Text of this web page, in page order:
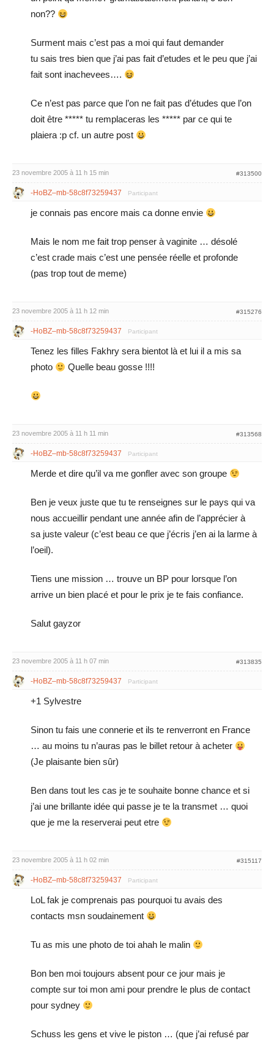
non??
Surment mais c’est pas a moi qui faut demander
tu sais tres bien que j’ai pas fait d’etudes et le peu que j’ai
fait sont inachevees….
Ce n’est pas parce que l’on ne fait pas d’études que l’on
doit être ***** tu remplaceras les ***** par ce qui te
plaiera :p cf. un autre post
23 novembre 2005 à 11 h 15 min #313500
-HoBZ–mb-58c8f73259437 Participant
je connais pas encore mais ca donne envie
Mais le nom me fait trop penser à vaginite … désolé
c’est crade mais c’est une pensée réelle et profonde
(pas trop tout de meme)
23 novembre 2005 à 11 h 12 min #315276
-HoBZ–mb-58c8f73259437 Participant
Tenez les filles Fakhry sera bientot là et lui il a mis sa
photo
Quelle beau gosse !!!!
23 novembre 2005 à 11 h 11 min #313568
-HoBZ–mb-58c8f73259437 Participant
Merde et dire qu’il va me gonfler avec son groupe
Ben je veux juste que tu te renseignes sur le pays qui va
nous accueillir pendant une année afin de l’apprécier à
sa juste valeur (c’est beau ce que j’écris j’en ai la larme à
l’oeil).
Tiens une mission … trouve un BP pour lorsque l’on
arrive un bien placé et pour le prix je te fais confiance.
Salut gayzor
23 novembre 2005 à 11 h 07 min #313835
-HoBZ–mb-58c8f73259437 Participant
+1 Sylvestre
Sinon tu fais une connerie et ils te renverront en France
… au moins tu n’auras pas le billet retour à acheter
(Je plaisante bien sûr)
Ben dans tout les cas je te souhaite bonne chance et si
j’ai une brillante idée qui passe je te la transmet … quoi
que je me la reserverai peut etre
23 novembre 2005 à 11 h 02 min #315117
-HoBZ–mb-58c8f73259437 Participant
LoL fak je comprenais pas pourquoi tu avais des
contacts msn soudainement
Tu as mis une photo de toi ahah le malin
Bon ben moi toujours absent pour ce jour mais je
compte sur toi mon ami pour prendre le plus de contact
pour sydney
Schuss les gens et vive le piston … (que j’ai refusé par